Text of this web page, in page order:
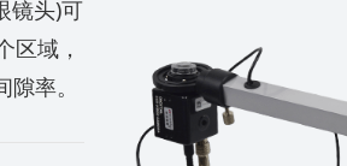
镜头)可
区域，
率。